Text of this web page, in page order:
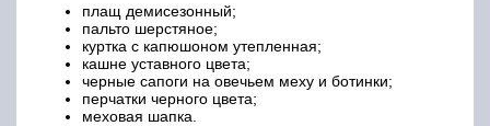
плащ демисезонный;
пальто шерстяное;
куртка с капюшоном утепленная;
кашне уставного цвета;
черные сапоги на овечьем меху и ботинки;
перчатки черного цвета;
меховая шапка.